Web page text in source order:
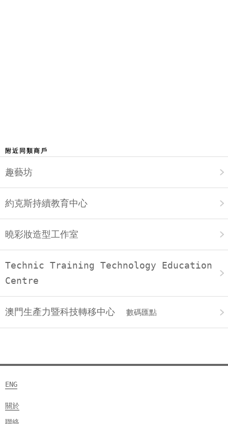
附近同類商戶
趣藝坊
約克斯持續教育中心
曉彩妝造型工作室
Technic Training Technology Education
Centre
澳門生產力暨科技轉移中心 數碼匯點
ENG
關於
聯絡